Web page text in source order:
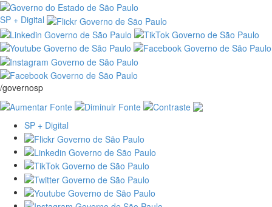
SP + Digital
/governosp
SP + Digital